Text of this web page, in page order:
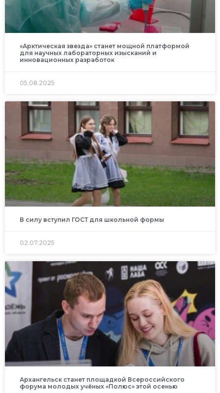
«Арктическая звезда» станет мощной платформой
для научных лабораторных изысканий и
инновационных разработок
05.08.2025
В силу вступил ГОСТ для школьной формы
02.07.2025
Архангельск станет площадкой Всероссийского
форума молодых учёных «Полюс» этой осенью